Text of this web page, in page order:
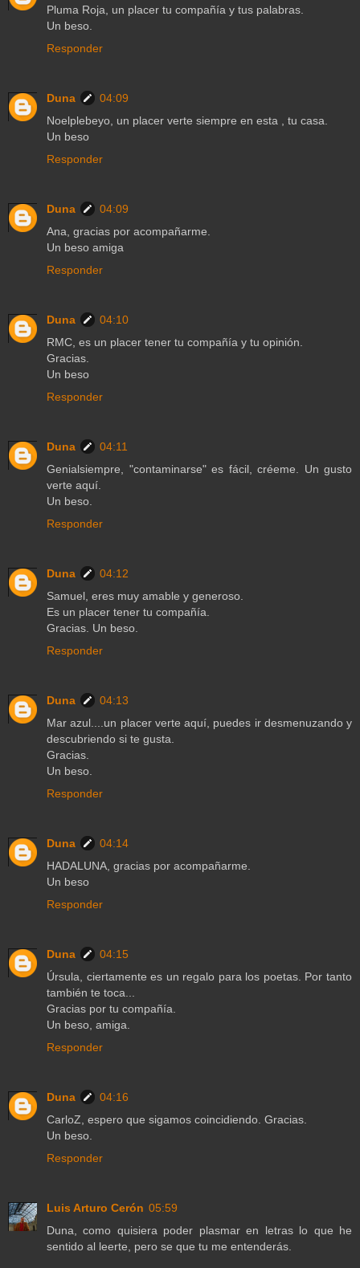
Pluma Roja, un placer tu compañía y tus palabras.
Un beso.
Responder
Duna
04:09
Noelplebeyo, un placer verte siempre en esta , tu casa.
Un beso
Responder
Duna
04:09
Ana, gracias por acompañarme.
Un beso amiga
Responder
Duna
04:10
RMC, es un placer tener tu compañía y tu opinión.
Gracias.
Un beso
Responder
Duna
04:11
Genialsiempre, "contaminarse" es fácil, créeme. Un gusto
verte aquí.
Un beso.
Responder
Duna
04:12
Samuel, eres muy amable y generoso.
Es un placer tener tu compañía.
Gracias. Un beso.
Responder
Duna
04:13
Mar azul....un placer verte aquí, puedes ir desmenuzando y
descubriendo si te gusta.
Gracias.
Un beso.
Responder
Duna
04:14
HADALUNA, gracias por acompañarme.
Un beso
Responder
Duna
04:15
Úrsula, ciertamente es un regalo para los poetas. Por tanto
también te toca...
Gracias por tu compañía.
Un beso, amiga.
Responder
Duna
04:16
CarloZ, espero que sigamos coincidiendo. Gracias.
Un beso.
Responder
Luis Arturo Cerón 05:59
Duna, como quisiera poder plasmar en letras lo que he
sentido al leerte, pero se que tu me entenderás.